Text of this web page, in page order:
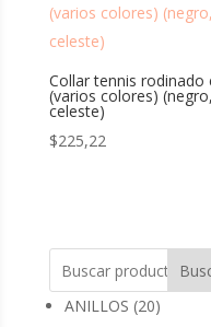
Collar tennis
(varios colores)
celeste)
$225,22
ANILLOS 2020